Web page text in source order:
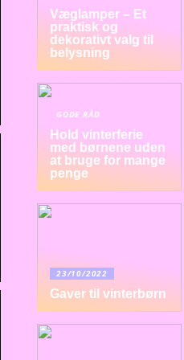
Væglamper – Et
praktisk og
dekorativt valg til
belysning
GODE RÅD
Hold vinterferie
med børnene uden
at bruge for mange
penge
23/10/2022
Gaver til vinterbørn